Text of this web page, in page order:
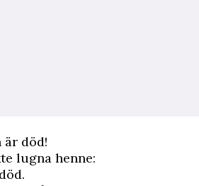
är död!
lugna henne: